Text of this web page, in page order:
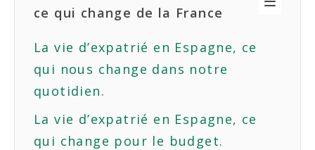
ce qui change de la France
La vie d’expatrié en Espagne, ce
qui nous change dans notre
quotidien.
La vie d’expatrié en Espagne, ce
qui change pour le budget.